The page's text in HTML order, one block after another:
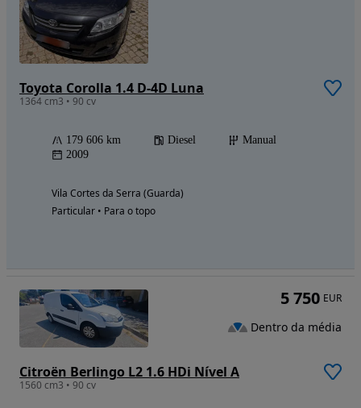
Toyota Corolla 1.4 D-4D Luna
1364 cm3 • 90 cv
179 606 km Diesel
Manual
2009
Vila Cortes da Serra (Guarda)
Particular • Para o topo
Citroën Berlingo L2 1.6 HDi Nível A
1560 cm3 • 90 cv
5 750 EUR
Dentro da média